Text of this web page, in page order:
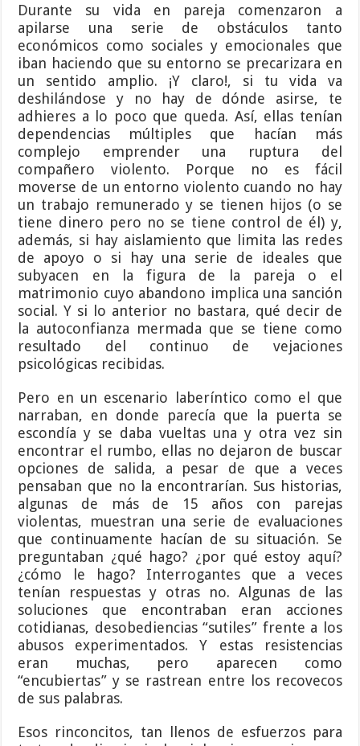
Durante su vida en pareja comenzaron a
apilarse una serie de obstáculos tanto
económicos como sociales y emocionales que
iban haciendo que su entorno se precarizara en
un sentido amplio. ¡Y claro!, si tu vida va
deshilándose y no hay de dónde asirse, te
adhieres a lo poco que queda. Así, ellas tenían
dependencias múltiples que hacían más
complejo emprender una ruptura del
compañero violento. Porque no es fácil
moverse de un entorno violento cuando no hay
un trabajo remunerado y se tienen hijos (o se
tiene dinero pero no se tiene control de él) y,
además, si hay aislamiento que limita las redes
de apoyo o si hay una serie de ideales que
subyacen en la figura de la pareja o el
matrimonio cuyo abandono implica una sanción
social. Y si lo anterior no bastara, qué decir de
la autoconfianza mermada que se tiene como
resultado del continuo de vejaciones
psicológicas recibidas.
Pero en un escenario laberíntico como el que
narraban, en donde parecía que la puerta se
escondía y se daba vueltas una y otra vez sin
encontrar el rumbo, ellas no dejaron de buscar
opciones de salida, a pesar de que a veces
pensaban que no la encontrarían. Sus historias,
algunas de más de 15 años con parejas
violentas, muestran una serie de evaluaciones
que continuamente hacían de su situación. Se
preguntaban ¿qué hago? ¿por qué estoy aquí?
¿cómo le hago? Interrogantes que a veces
tenían respuestas y otras no. Algunas de las
soluciones que encontraban eran acciones
cotidianas, desobediencias “sutiles” frente a los
abusos experimentados. Y estas resistencias
eran muchas, pero aparecen como
“encubiertas” y se rastrean entre los recovecos
de sus palabras.
Esos rinconcitos, tan llenos de esfuerzos para